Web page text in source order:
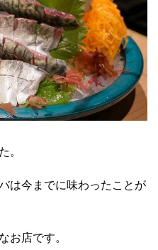
。
は今までに味わったことが
お店です。